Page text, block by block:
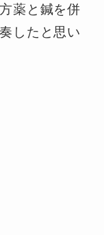
薬と鍼を併
したと思い